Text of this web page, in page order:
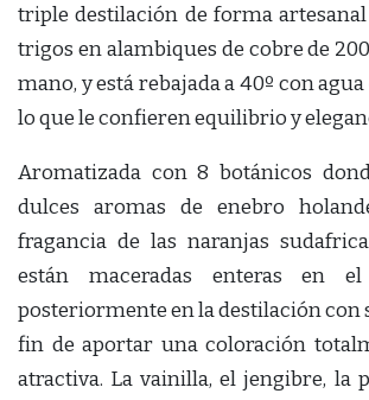
triple destilación de forma
trigos en alambiques de cobre de
mano, y está rebajada a 40º con
lo que le confieren equilibrio y
Aromatizada con 8 botánicos
dulces aromas de enebro
fragancia de las naranjas
están maceradas enteras en
posteriormente en la destilación con
fin de aportar una coloración
atractiva. La vainilla, el jengibre, la